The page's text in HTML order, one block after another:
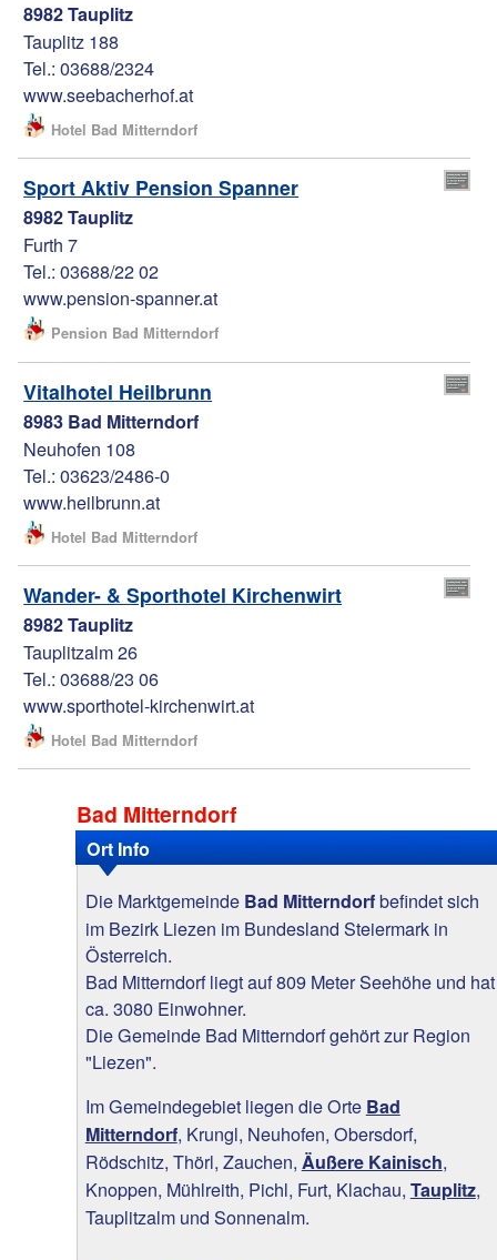
8982 Tauplitz
Tauplitz 188
Tel.: 03688/2324
www.seebacherhof.at
Hotel Bad Mitterndorf
Sport Aktiv Pension Spanner
8982 Tauplitz
Furth 7
Tel.: 03688/22 02
www.pension-spanner.at
Pension Bad Mitterndorf
Vitalhotel Heilbrunn
8983 Bad Mitterndorf
Neuhofen 108
Tel.: 03623/2486-0
www.heilbrunn.at
Hotel Bad Mitterndorf
Wander- & Sporthotel Kirchenwirt
8982 Tauplitz
Tauplitzalm 26
Tel.: 03688/23 06
www.sporthotel-kirchenwirt.at
Hotel Bad Mitterndorf
Bad Mitterndorf
Ort Info
Die Marktgemeinde Bad Mitterndorfbefindet sich
im Bezirk Liezen im Bundesland Steiermark in
Österreich.
Bad Mitterndorf liegt auf 809 Meter Seehöhe und hat
ca. 3080 Einwohner.
Die Gemeinde Bad Mitterndorf gehört zur Region
"Liezen".
Im Gemeindegebiet liegen die Orte Bad
Mitterndorf, Krungl, Neuhofen, Obersdorf,
Rödschitz, Thörl, Zauchen, Äußere Kainisch,
Knoppen, Mühlreith, Pichl, Furt, Klachau, Tauplitz,
Tauplitzalm und Sonnenalm.